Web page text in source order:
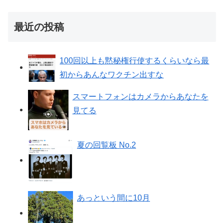
最近の投稿
100回以上も黙秘権行使するくらいなら最
初からあんなワクチン出すな
スマートフォンはカメラからあなたを
見てる
夏の回覧板 No.2
あっという間に10月